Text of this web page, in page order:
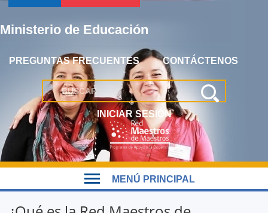
Jump
navigation
Ministerio de Educación
PREGUNTAS FRECUENTES CONTÁCTENOS
INICIAR SESIÓN
MENÚ PRINCIPAL